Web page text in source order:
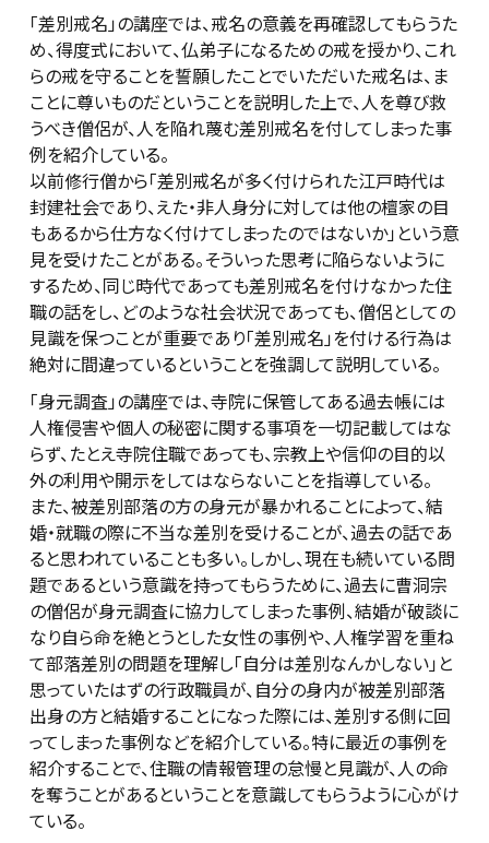
「差別戒名」の講座では、戒名の意義を再確認してもらうた
め、得度式において、仏弟子になるための戒を授かり、これ
らの戒を守ることを誓願したことでいただいた戒名は、ま
ことに尊いものだということを説明した上で、人を尊び救
うべき僧侶が、人を陥れ蔑む差別戒名を付してしまった事
例を紹介している。
以前修行僧から「差別戒名が多く付けられた江戸時代は
封建社会であり、えた・非人身分に対しては他の檀家の目
もあるから仕方なく付けてしまったのではないか」という意
見を受けたことがある。そういった思考に陥らないように
するため、同じ時代であっても差別戒名を付けなかった住
職の話をし、どのような社会状況であっても、僧侶としての
見識を保つことが重要であり「差別戒名」を付ける行為は
絶対に間違っているということを強調して説明している。
「身元調査」の講座では、寺院に保管してある過去帳には
人権侵害や個人の秘密に関する事項を一切記載してはな
らず、たとえ寺院住職であっても、宗教上や信仰の目的以
外の利用や開示をしてはならないことを指導している。
また、被差別部落の方の身元が暴かれることによって、結
婚・就職の際に不当な差別を受けることが、過去の話であ
ると思われていることも多い。しかし、現在も続いている問
題であるという意識を持ってもらうために、過去に曹洞宗
の僧侶が身元調査に協力してしまった事例、結婚が破談に
なり自ら命を絶とうとした女性の事例や、人権学習を重ね
て部落差別の問題を理解し「自分は差別なんかしない」と
思っていたはずの行政職員が、自分の身内が被差別部落
出身の方と結婚することになった際には、差別する側に回
ってしまった事例などを紹介している。特に最近の事例を
紹介することで、住職の情報管理の怠慢と見識が、人の命
を奪うことがあるということを意識してもらうように心がけ
ている。